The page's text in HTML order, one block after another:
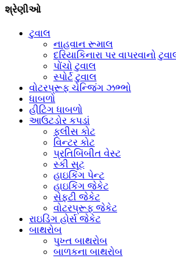
શ્રેણીઓ
ટુવાલ
નાહવાન રૂમાલ
દરિયાકિનારા પર વાપરવાનો
પોંચો ટુવાલ
સ્પોર્ટ ટુવાલ
વોટરપ્રૂફ ચેન્જિંગ ઝભ્ભો
ધાબળો
હીટિંગ ધાબળો
આઉટડોર કપડાં
ફ્લીસ કોટ
વિન્ટર કોટ
પ્રતિબિંબીત વેસ્ટ
સ્કી સૂટ
હાઇકિંગ પેન્ટ
હાઇકિંગ જેકેટ
સેફ્ટી જેકેટ
વોટરપ્રૂફ જેકેટ
રાઇડિંગ હોર્સ જેકેટ
બાથરોબ
પુખ્ત બાથરોબ
બાળકના બાથરોબ